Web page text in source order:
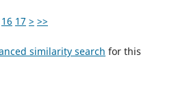
16 17 > >>
similarity search for this